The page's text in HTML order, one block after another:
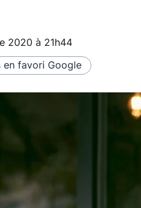
2020 à 21h44
en favori Google